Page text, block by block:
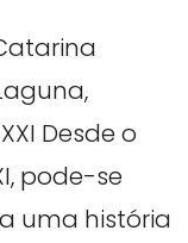
Desde o
pode-se
uma história